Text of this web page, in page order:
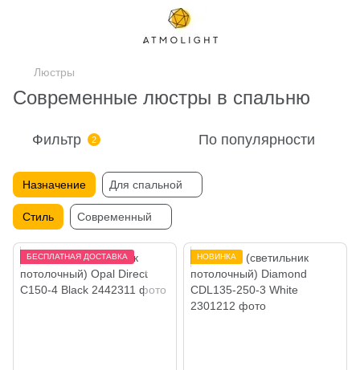
Люстры
Современные люстры в спальню
Фильтр 2 По популярности
Назначение Для спальной
Стиль Современный
БЕСПЛАТНАЯ ДОСТАВКА НОВИНКА